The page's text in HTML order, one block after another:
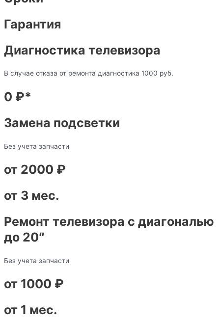
Гарантия
Диагностика телевизора
В случае отказа от ремонта диагностика 1000 руб.
0 ₽*
Замена подсветки
Без учета запчасти
от 2000 ₽
от 3 мес.
Ремонт телевизора с диагональю
до 20″
Без учета запчасти
от 1000 ₽
от 1 мес.